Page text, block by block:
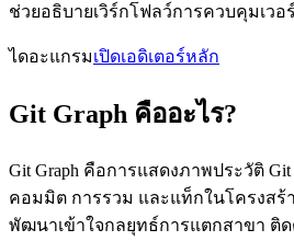
ช่วยอธิบายเวิร์กโฟลว์การควบคุมเวอ
ไดอะแกรมเปิดเอดิเตอร์หลัก
Git Graph คืออะไร?
Git Graph คือการแสดงภาพประวัติ Git
คอมมิต การรวม และแท็กในโครงสร้
พัฒนาเข้าใจกลยุทธ์การแตกสาขา ติ